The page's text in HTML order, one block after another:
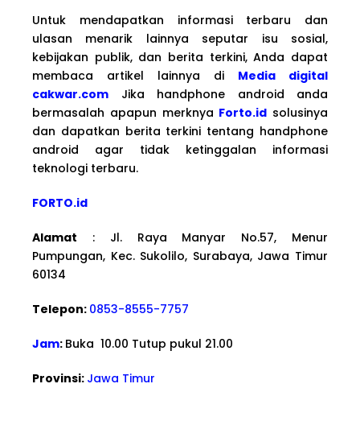
Untuk mendapatkan informasi terbaru dan
ulasan menarik lainnya seputar isu sosial,
kebijakan publik, dan berita terkini, Anda dapat
membaca artikel lainnya di Media digital
cakwar.com Jika handphone android anda
bermasalah apapun merknya Forto.id solusinya
dan dapatkan berita terkini tentang handphone
android agar tidak ketinggalan informasi
teknologi terbaru.
FORTO.id
Alamat : Jl. Raya Manyar No.57, Menur
Pumpungan, Kec. Sukolilo, Surabaya, Jawa Timur
60134
Telepon: 0853-8555-7757
Jam: Buka 10.00 Tutup pukul 21.00
Provinsi: Jawa Timur